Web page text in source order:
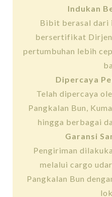
Indukan
Bibit berasal dari
bersertifikat Dirjen
pertumbuhan lebih
Dipercaya
Telah dipercaya
Pangkalan Bun,
hingga berbagai
Garansi
Pengiriman
melalui cargo
Pangkalan Bun